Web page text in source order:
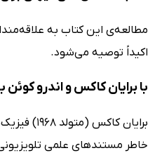
مطالعه‌ی این کتاب به
اکیداً توصیه می‌شود.
با برایان کاکس و اندرو
برایان
خاطر مستندهای علمی